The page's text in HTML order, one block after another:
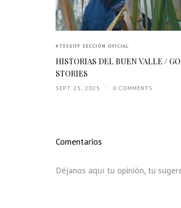
#73SSIFF SECCIÓN OFICIAL
HISTORIAS DEL BUEN VALLE /
STORIES
SEPT. 25, 2025 0 COMMENTS
Comentarios
Déjanos aquí tu opinión, tu